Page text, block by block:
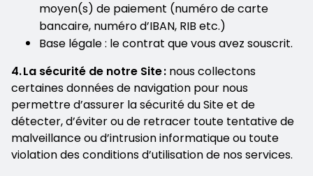
moyen(s) de paiement (numéro de carte
bancaire, numéro d’IBAN, RIB etc.)
Base légale : le contrat que vous avez souscrit.
4. La sécurité de notre Site : nous collectons
certaines données de navigation pour nous
permettre d’assurer la sécurité du Site et de
détecter, d’éviter ou de retracer toute tentative de
malveillance ou d’intrusion informatique ou toute
violation des conditions d’utilisation de nos services.